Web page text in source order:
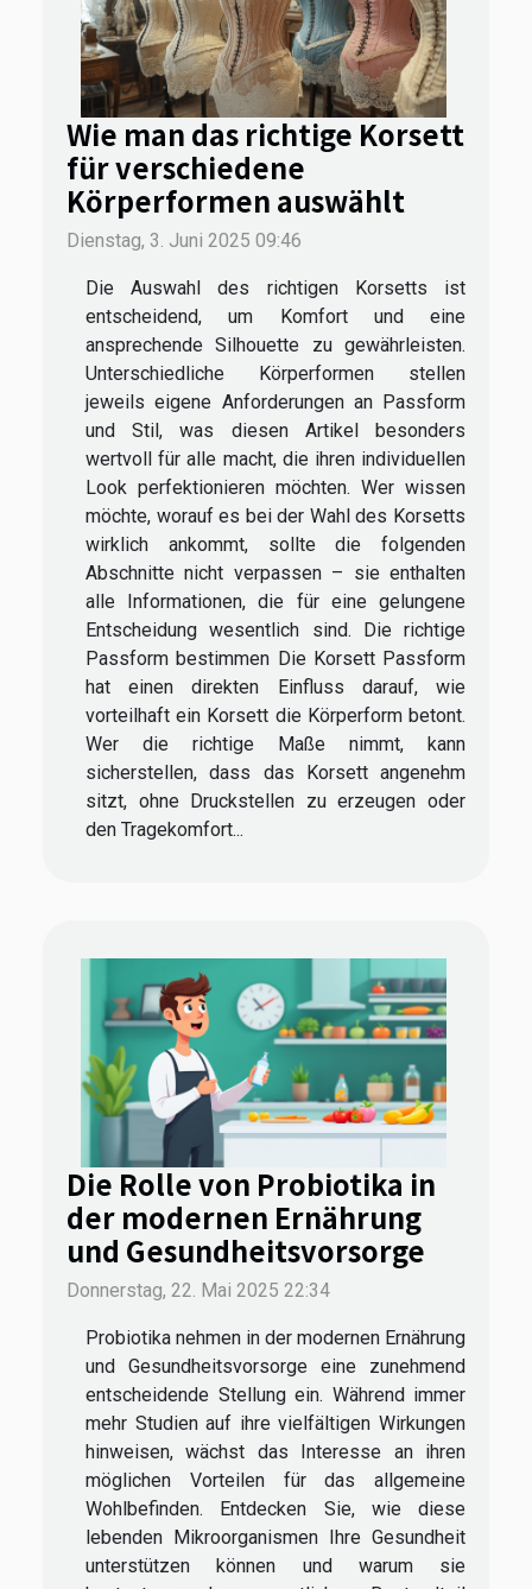
Wie man das richtige Korsett
für verschiedene
Körperformen auswählt
Dienstag, 3. Juni 2025 09:46
Die Auswahl des richtigen Korsetts ist
entscheidend, um Komfort und eine
ansprechende Silhouette zu gewährleisten.
Unterschiedliche Körperformen stellen
jeweils eigene Anforderungen an Passform
und Stil, was diesen Artikel besonders
wertvoll für alle macht, die ihren individuellen
Look perfektionieren möchten. Wer wissen
möchte, worauf es bei der Wahl des Korsetts
wirklich ankommt, sollte die folgenden
Abschnitte nicht verpassen – sie enthalten
alle Informationen, die für eine gelungene
Entscheidung wesentlich sind. Die richtige
Passform bestimmen Die Korsett Passform
hat einen direkten Einfluss darauf, wie
vorteilhaft ein Korsett die Körperform betont.
Wer die richtige Maße nimmt, kann
sicherstellen, dass das Korsett angenehm
sitzt, ohne Druckstellen zu erzeugen oder
den Tragekomfort...
Die Rolle von Probiotika in
der modernen Ernährung
und Gesundheitsvorsorge
Donnerstag, 22. Mai 2025 22:34
Probiotika nehmen in der modernen Ernährung
und Gesundheitsvorsorge eine zunehmend
entscheidende Stellung ein. Während immer
mehr Studien auf ihre vielfältigen Wirkungen
hinweisen, wächst das Interesse an ihren
möglichen Vorteilen für das allgemeine
Wohlbefinden. Entdecken Sie, wie diese
lebenden Mikroorganismen Ihre Gesundheit
unterstützen können und warum sie